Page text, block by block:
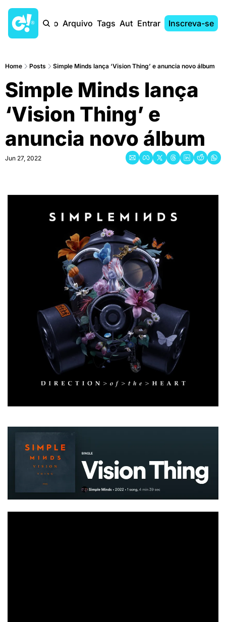
Início Arquivo Tags AutoresEntrar Inscreva-se
Home Posts Simple Minds lança ‘Vision Thing’ e anuncia novo álbum
Simple Minds lança
‘Vision Thing’ e
anuncia novo álbum
Jun 27, 2022